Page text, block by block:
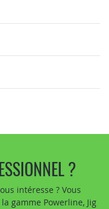
?
intéresse ? Vous
gamme Powerline, Jig